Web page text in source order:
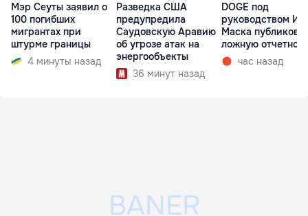
Мэр Сеуты заявил о
100 погибших
мигрантах при
штурме границы
4 минуты назад
Разведка США
предупредила
Саудовскую Аравию
об угрозе атак на
энергообъекты
36 минут назад
DOGE под
руководством
Маска
ложную
час назад